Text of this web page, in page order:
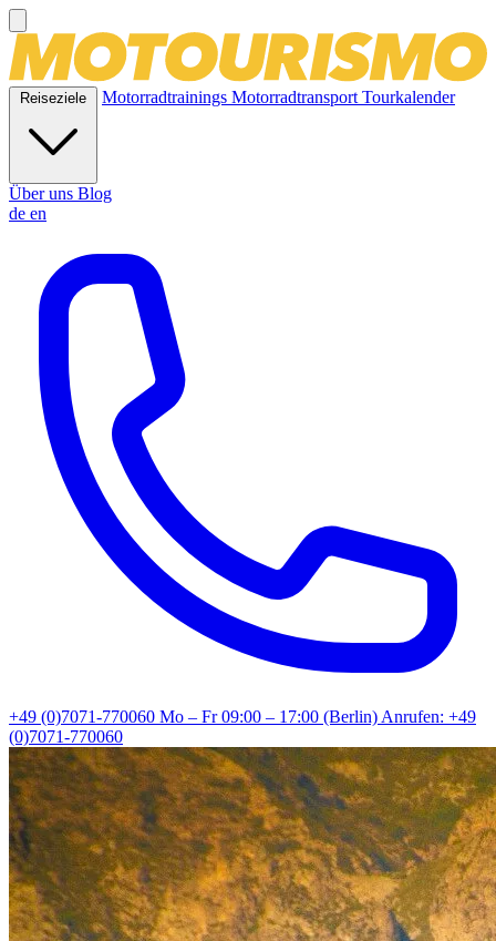
Reiseziele Motorradtrainings MotorradtransportTourkalender
Über uns Blog
de en
+49 (0)7071-770060 Mo – Fr 09:00 – 17:00 (Berlin)Anrufen: +49
(0)7071-770060